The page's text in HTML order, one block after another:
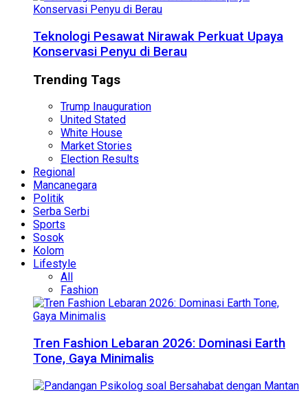
Teknologi Pesawat Nirawak Perkuat Upaya
Konservasi Penyu di Berau
Trending Tags
Trump Inauguration
United Stated
White House
Market Stories
Election Results
Regional
Mancanegara
Politik
Serba Serbi
Sports
Sosok
Kolom
Lifestyle
All
Fashion
Tren Fashion Lebaran 2026: Dominasi Earth
Tone, Gaya Minimalis